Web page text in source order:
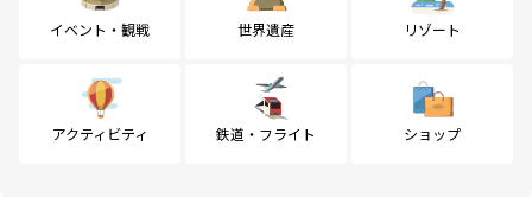
イベント・観戦 世界遺産 リゾート
アクティビティ 鉄道・フライト ショップ